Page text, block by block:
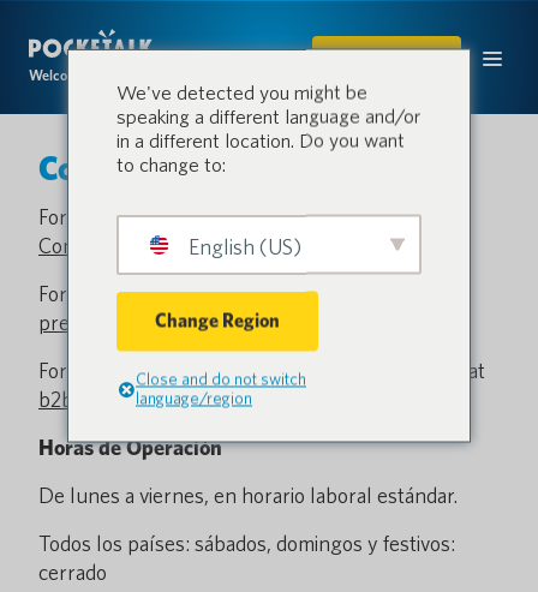
Welcome to the conversation.
COMPRAR
Consulta
For all business sale inquiries, please visit our
Consulta de ventaspage.
For all media inquiries, please contact us at
press@pocketalk.com
For all business sale inquiries, please contact us at
b2b-europe@pocketalk.com
Horas de Operación
De lunes a viernes, en horario laboral estándar.
Todos los países: sábados, domingos y festivos:
cerrado
We've detected you might be
speaking a different language and/or
in a different location. Do you want
to change to:
English (US)
Change Region
Close and do not switch
language/region